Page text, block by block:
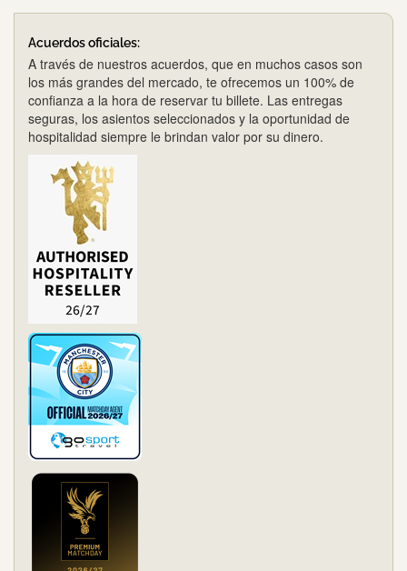
Acuerdos oficiales:
A través de nuestros acuerdos, que en muchos casos son
los más grandes del mercado, te ofrecemos un 100% de
confianza a la hora de reservar tu billete. Las entregas
seguras, los asientos seleccionados y la oportunidad de
hospitalidad siempre le brindan valor por su dinero.